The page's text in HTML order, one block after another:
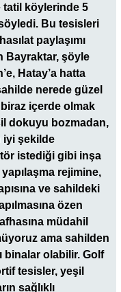
tatil köylerinde 5
Bu tesisleri
paylaşımı
Bayraktar, şöyle
Hatay’a hatta
nerede güzel
içerde olmak
dokuyu bozmadan,
iyi şekilde
istediği gibi inşa
rejimine,
ve sahildeki
özen
müdahil
ama sahilden
binalar olabilir. Golf
tesisler, yeşil
sağlıklı